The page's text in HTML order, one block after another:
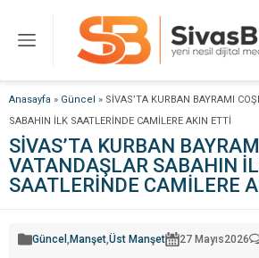
Anasayfa » Güncel » SİVAS’TA KURBAN BAYRAMI
SABAHIN İLK SAATLERİNDE CAMİLERE AKIN ETTİ
SİVAS’TA KURBAN
VATANDAŞLAR SABAHIN
SAATLERİNDE CAMİLERE
Güncel , Manşet,Üst Manşet 27 Mayıs2026